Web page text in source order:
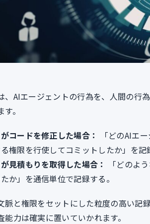
、AIエージェントの行為を、人間の行
。
コードを修正した場合：
「どのAIエ
権限を行使してコミットしたか」を記
見積もりを取得した場合：
「どのよ
か」を通信単位で記録する。
脈と権限をセットにした粒度の高い記
力は確実に置いていかれます。